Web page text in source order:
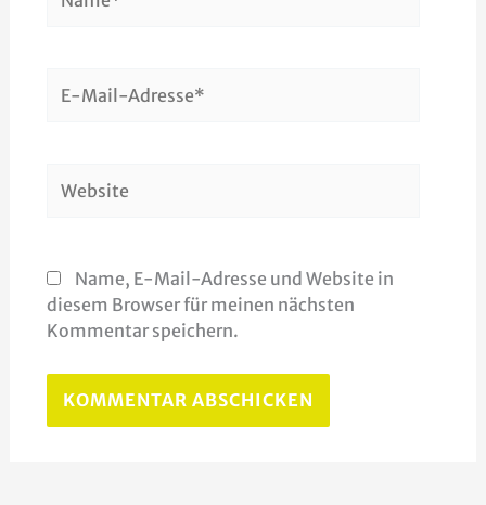
Mail-
Name, E-Mail-Adresse und Website in
diesem Browser für meinen nächsten
Kommentar speichern.